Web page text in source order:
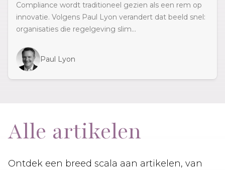
Compliance wordt traditioneel gezien als een rem op
innovatie. Volgens Paul Lyon verandert dat beeld snel:
organisaties die regelgeving slim...
Paul Lyon
Alle artikelen
Ontdek een breed scala aan artikelen, van